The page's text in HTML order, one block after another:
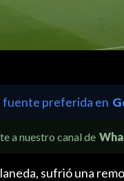
fuente preferida en
a nuestro canal de
sufrió una